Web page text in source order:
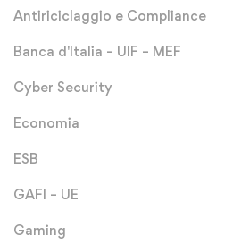
Antiriciclaggio e Compliance
Banca d'Italia – UIF – MEF
Cyber Security
Economia
ESB
GAFI – UE
Gaming